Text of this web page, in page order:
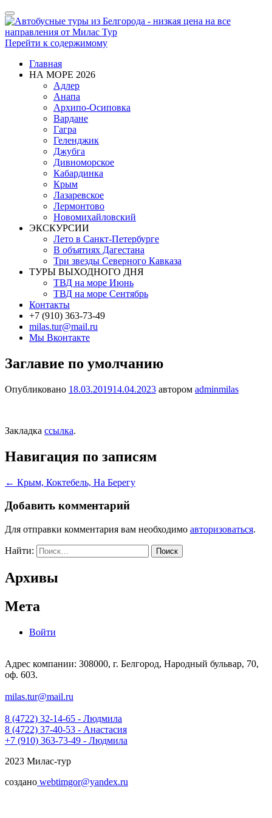
Показать/
Скрыть
навигацию
Перейти к содержимому
Главная
НА МОРЕ 2026
Адлер
Анапа
Архипо-Осиповка
Вардане
Гагра
Геленджик
Джубга
Дивноморское
Кабардинка
Крым
Лазаревское
Лермонтово
Новомихайловский
ЭКСКУРСИИ
Лето в Санкт-Петербурге
В объятиях Дагестана
Три звезды Северного Кавказа
ТУРЫ ВЫХОДНОГО ДНЯ
ТВД на море Июнь
ТВД на море Сентябрь
Контакты
+7 (910) 363-73-49
milas.tur@mail.ru
Мы Вконтакте
Заглавие по умолчанию
Опубликовано 18.03.201914.04.2023 автором adminmilas
Закладка ссылка.
Навигация по записям
← Крым, Коктебель, На Берегу
Добавить комментарий
Для отправки комментария вам необходимо авторизоваться.
Найти:
Архивы
Мета
Войти
Адрес компании: 308000, г. Белгород, Народный бульвар, 70,
оф. 603.
milas.tur@mail.ru
8 (4722) 32-14-65 - Людмила
8 (4722) 37-40-53 - Анастасия
+7 (910) 363-73-49 - Людмила
2023 Милас-тур
создано webtimgor@yandex.ru